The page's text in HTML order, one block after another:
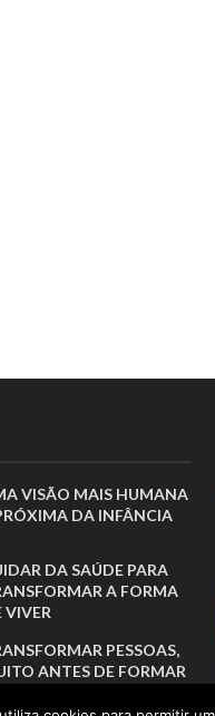
VISÃO MAIS HUMANA
DA INFÂNCIA
DA SAÚDE PARA
A FORMA
VIVER
PESSOAS,
ANTES DE FORMAR